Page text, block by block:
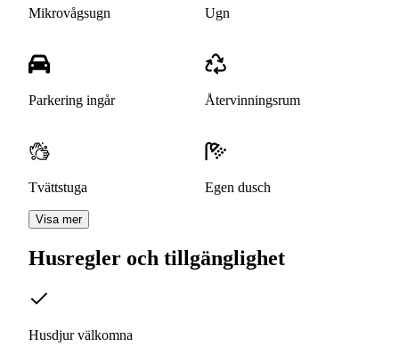
Mikrovågsugn Ugn
Parkering ingår Återvinningsrum
Tvättstuga Egen dusch
Visa mer
Husregler och tillgänglighet
Husdjur välkomna